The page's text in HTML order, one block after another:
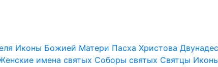
Иконы Божией Матери Пасха Христова
имена святых Соборы святых Святцы